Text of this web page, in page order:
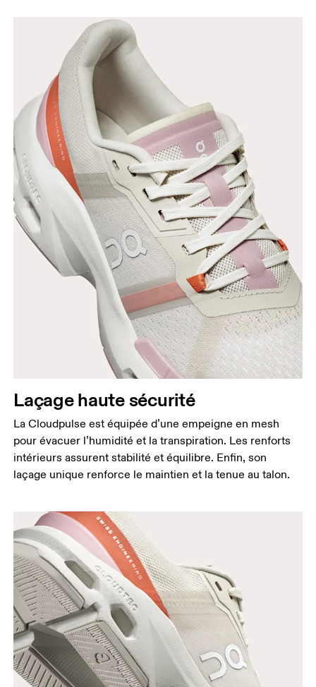
Laçage haute sécurité
La Cloudpulse est équipée d’une empeigne en mesh
pour évacuer l’humidité et la transpiration. Les renforts
intérieurs assurent stabilité et équilibre. Enfin, son
laçage unique renforce le maintien et la tenue au talon.